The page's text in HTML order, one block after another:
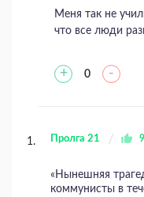
Меня так не
что все люди
+ 0 -
Пролга 21
«Нынешняя
коммунисты в